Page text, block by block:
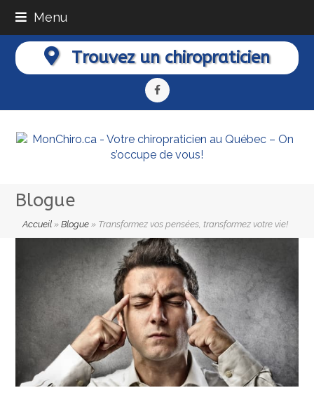
Menu
Trouvez un chiropraticien
Facebook
Blogue
Accueil »Blogue » Transformez vos pensées, transformez votre vie!